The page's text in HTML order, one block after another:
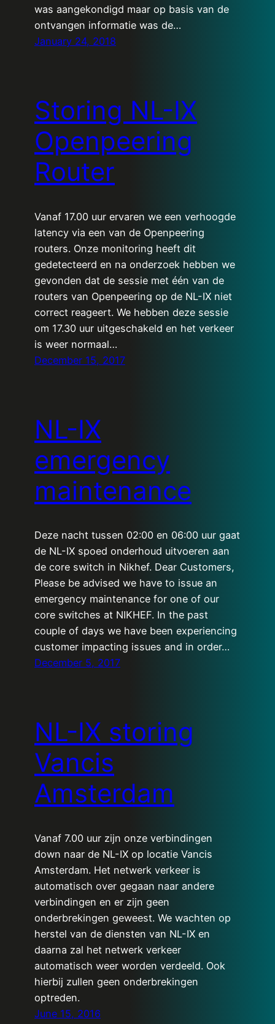
was aangekondigd maar op basis van de
ontvangen informatie was de…
January 24, 2018
Storing NL-IX
Openpeering
Router
Vanaf 17.00 uur ervaren we een verhoogde
latency via een van de Openpeering
routers. Onze monitoring heeft dit
gedetecteerd en na onderzoek hebben we
gevonden dat de sessie met één van de
routers van Openpeering op de NL-IX niet
correct reageert. We hebben deze sessie
om 17.30 uur uitgeschakeld en het verkeer
is weer normaal…
December 15, 2017
NL-IX
emergency
maintenance
Deze nacht tussen 02:00 en 06:00 uur gaat
de NL-IX spoed onderhoud uitvoeren aan
de core switch in Nikhef. Dear Customers,
Please be advised we have to issue an
emergency maintenance for one of our
core switches at NIKHEF. In the past
couple of days we have been experiencing
customer impacting issues and in order…
December 5, 2017
NL-IX storing
Vancis
Amsterdam
Vanaf 7.00 uur zijn onze verbindingen
down naar de NL-IX op locatie Vancis
Amsterdam. Het netwerk verkeer is
automatisch over gegaan naar andere
verbindingen en er zijn geen
onderbrekingen geweest. We wachten op
herstel van de diensten van NL-IX en
daarna zal het netwerk verkeer
automatisch weer worden verdeeld. Ook
hierbij zullen geen onderbrekingen
optreden.
June 15, 2016